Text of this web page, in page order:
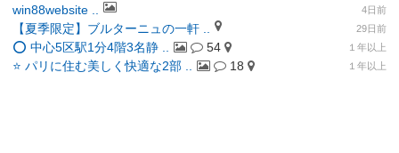
win88website .. 4日前
【夏季限定】ブルターニュの一軒 .. 29日前
⭕️ 中心5区駅1分4階3名静 .. 54 １年以上
⭐ パリに住む美しく快適な2部 .. 18 １年以上